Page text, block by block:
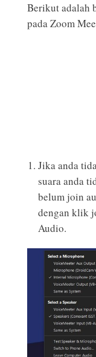
Berikut adalah
pada Zoom
Jika anda
suara anda
belum join
dengan klik
Audio.